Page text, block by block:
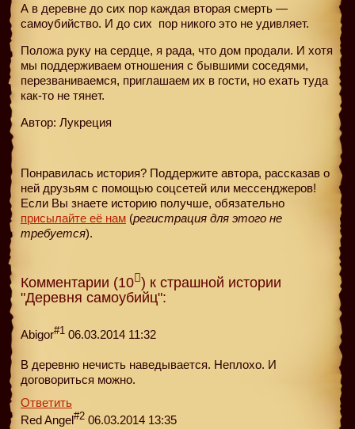
А в деревне до сих пор каждая вторая смерть —
самоубийство. И до сих пор никого это не удивляет.
Положа руку на сердце, я рада, что дом продали. И хотя
мы поддерживаем отношения с бывшими соседями,
перезваниваемся, приглашаем их в гости, но ехать туда
как-то не тянет.
Автор: Лукреция
Понравилась история? Поддержите автора, рассказав о
ней друзьям с помощью соцсетей или мессенджеров!
Если Вы знаете историю получше, обязательно
присылайте её нам (регистрация для этого не
требуется).
Комментарии (10 ) к страшной истории
"Деревня самоубийц":
Abigor#1 06.03.2014 11:32
В деревню нечисть наведывается. Неплохо. И
договориться можно.
Ответить
Red Angel#2 06.03.2014 13:35